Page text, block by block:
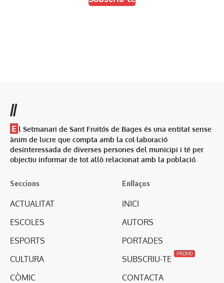
//
E l Setmanari de Sant Fruitós de Bages és una entitat sense
ànim de lucre que compta amb la col·laboració
desinteressada de diverses persones del municipi i té per
objectiu informar de tot allò relacionat amb la població.
Seccions
ACTUALITAT
ESCOLES
ESPORTS
CULTURA
CÒMIC
Enllaços
INICI
AUTORS
PORTADES
SUBSCRIU-TE
PROMO
CONTACTA